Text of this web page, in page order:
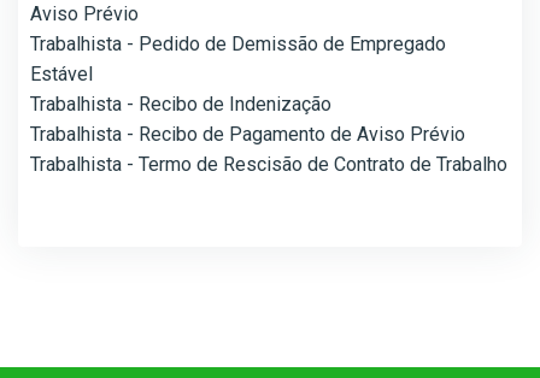
Aviso Prévio
Trabalhista - Pedido de Demissão de Empregado
Estável
Trabalhista - Recibo de Indenização
Trabalhista - Recibo de Pagamento de Aviso Prévio
Trabalhista - Termo de Rescisão de Contrato de Trabalho